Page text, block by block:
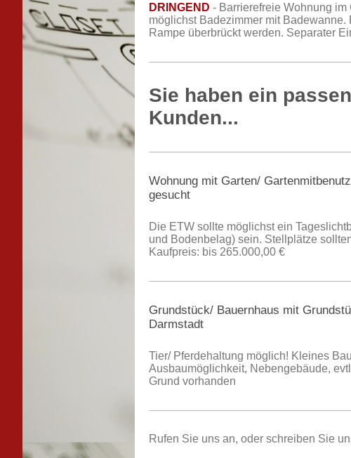
DRINGEND - Barrierefreie Wohnung
möglichst Badezimmer mit
Rampe überbrückt werden. Separater
Sie haben ein
Kunden...
Wohnung mit Garten/
gesucht
Die ETW sollte möglichst ein
und Bodenbelag) sein. Stellplätze
Kaufpreis: bis 265.000,00 €
Grundstück/ Bauernhaus mit
Darmstadt
Tier/ Pferdehaltung möglich! Kleines
Ausbaumöglichkeit, Nebengebäude,
Grund vorhanden
Rufen Sie uns an, oder schreiben Sie